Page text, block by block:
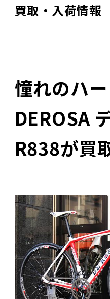
買取・入荷情報
憧れのハー
DEROSA
R838が買